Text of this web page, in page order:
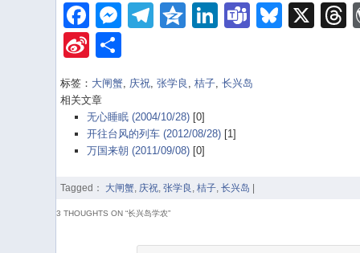
Facebook
Messenger
Telegram
Qzone
LinkedIn
TeamsX
Sina
Weibo
标签： 大闸蟹, 庆祝,张学良 ,桔子,长兴岛
相关文章
无心睡眠 (2004/10/28)[0]
开往台风的列车 (2012/08/28)[1]
万国来朝 (2011/09/08)[0]
Tagged： 大闸蟹 庆祝, 张学良 桔子, 长兴岛 |
3 THOUGHTS ON “长兴岛学农”